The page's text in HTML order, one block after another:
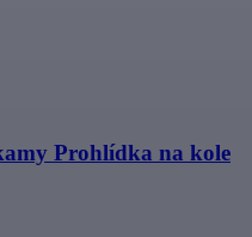
Prohlídka na kole